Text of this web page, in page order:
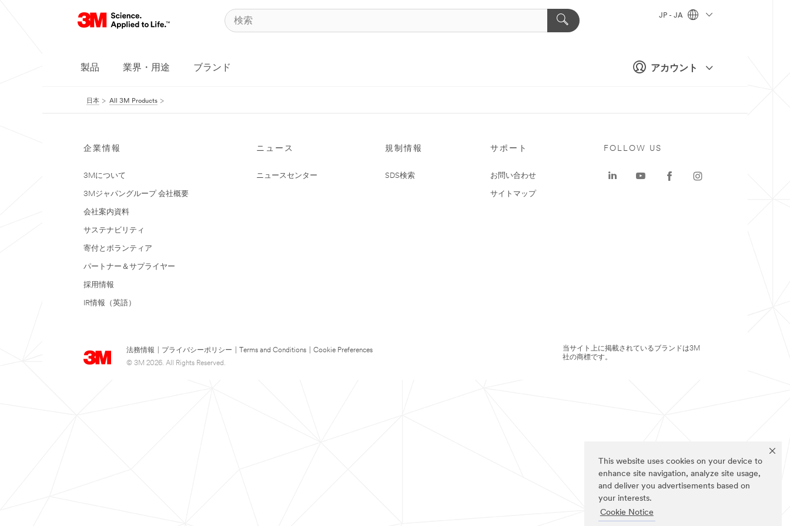
This website uses cookies on your device to
enhance site navigation, analyze site usage,
and deliver you advertisements based on
your interests.
Cookie Notice
アカウント
JP - JA
製品 業界・用途 ブランド
日本 All 3M Products
企業情報
3Mについて
3Mジャパングループ 会社概要
会社案内資料
サステナビリティ
寄付とボランティア
パートナー＆サプライヤー
採用情報
IR情報（英語）
ニュース
ニュースセンター
規制情報
SDS検索
サポート
お問い合わせ
サイトマップ
法務情報 プライバシーポリシー Terms and Conditions
Cookie Preferences
© 3M 2026. All Rights Reserved.
FOLLOW US
当サイト上に掲載されているブランドは3M
社の商標です。